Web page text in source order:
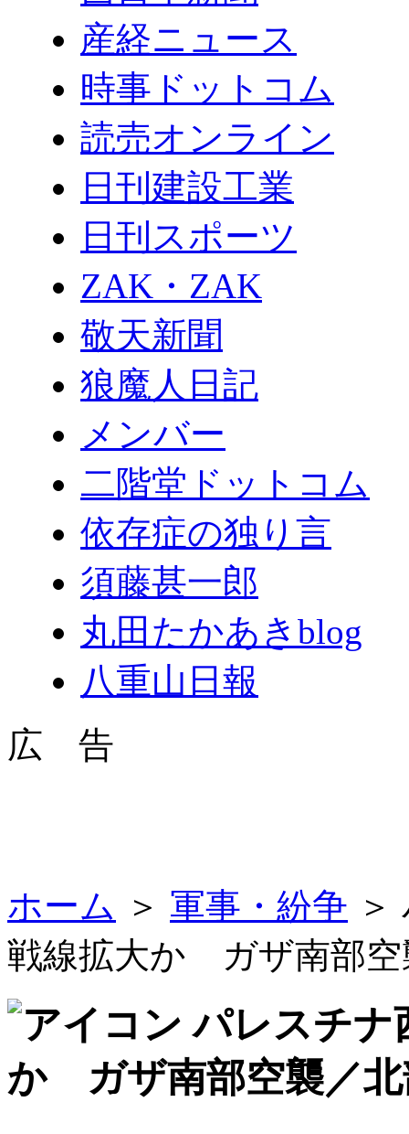
産経ニュース
時事ドットコム
読売オンライン
日刊建設工業
日刊スポーツ
ZAK・ZAK
敬天新聞
狼魔人日記
メンバー
二階堂ドットコム
依存症の独り言
須藤甚一郎
丸田たかあきblog
八重山日報
広 告
ホーム ＞ 軍事・紛争
戦線拡大か ガザ南部空
パレスチ
か ガザ南部空襲／北